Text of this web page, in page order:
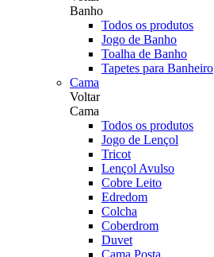
Banho
Todos os produtos
Jogo de Banho
Toalha de Banho
Tapetes para Banheiro
Cama
Voltar
Cama
Todos os produtos
Jogo de Lençol
Tricot
Lençol Avulso
Cobre Leito
Edredom
Colcha
Coberdrom
Duvet
Cama Posta